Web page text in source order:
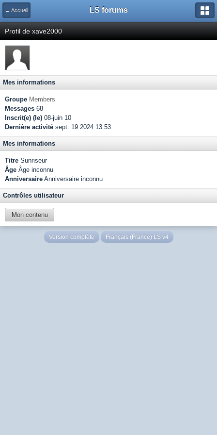
← Accueil LS forums
Profil de xave2000
Mes informations
Groupe Members
Messages 68
Inscrit(e) (le) 08-juin 10
Dernière activité sept. 19 2024 13:53
Mes informations
Titre Sunriseur
Âge Âge inconnu
Anniversaire Anniversaire inconnu
Contrôles utilisateur
Mon contenu
Version complète Français (France) LS v4